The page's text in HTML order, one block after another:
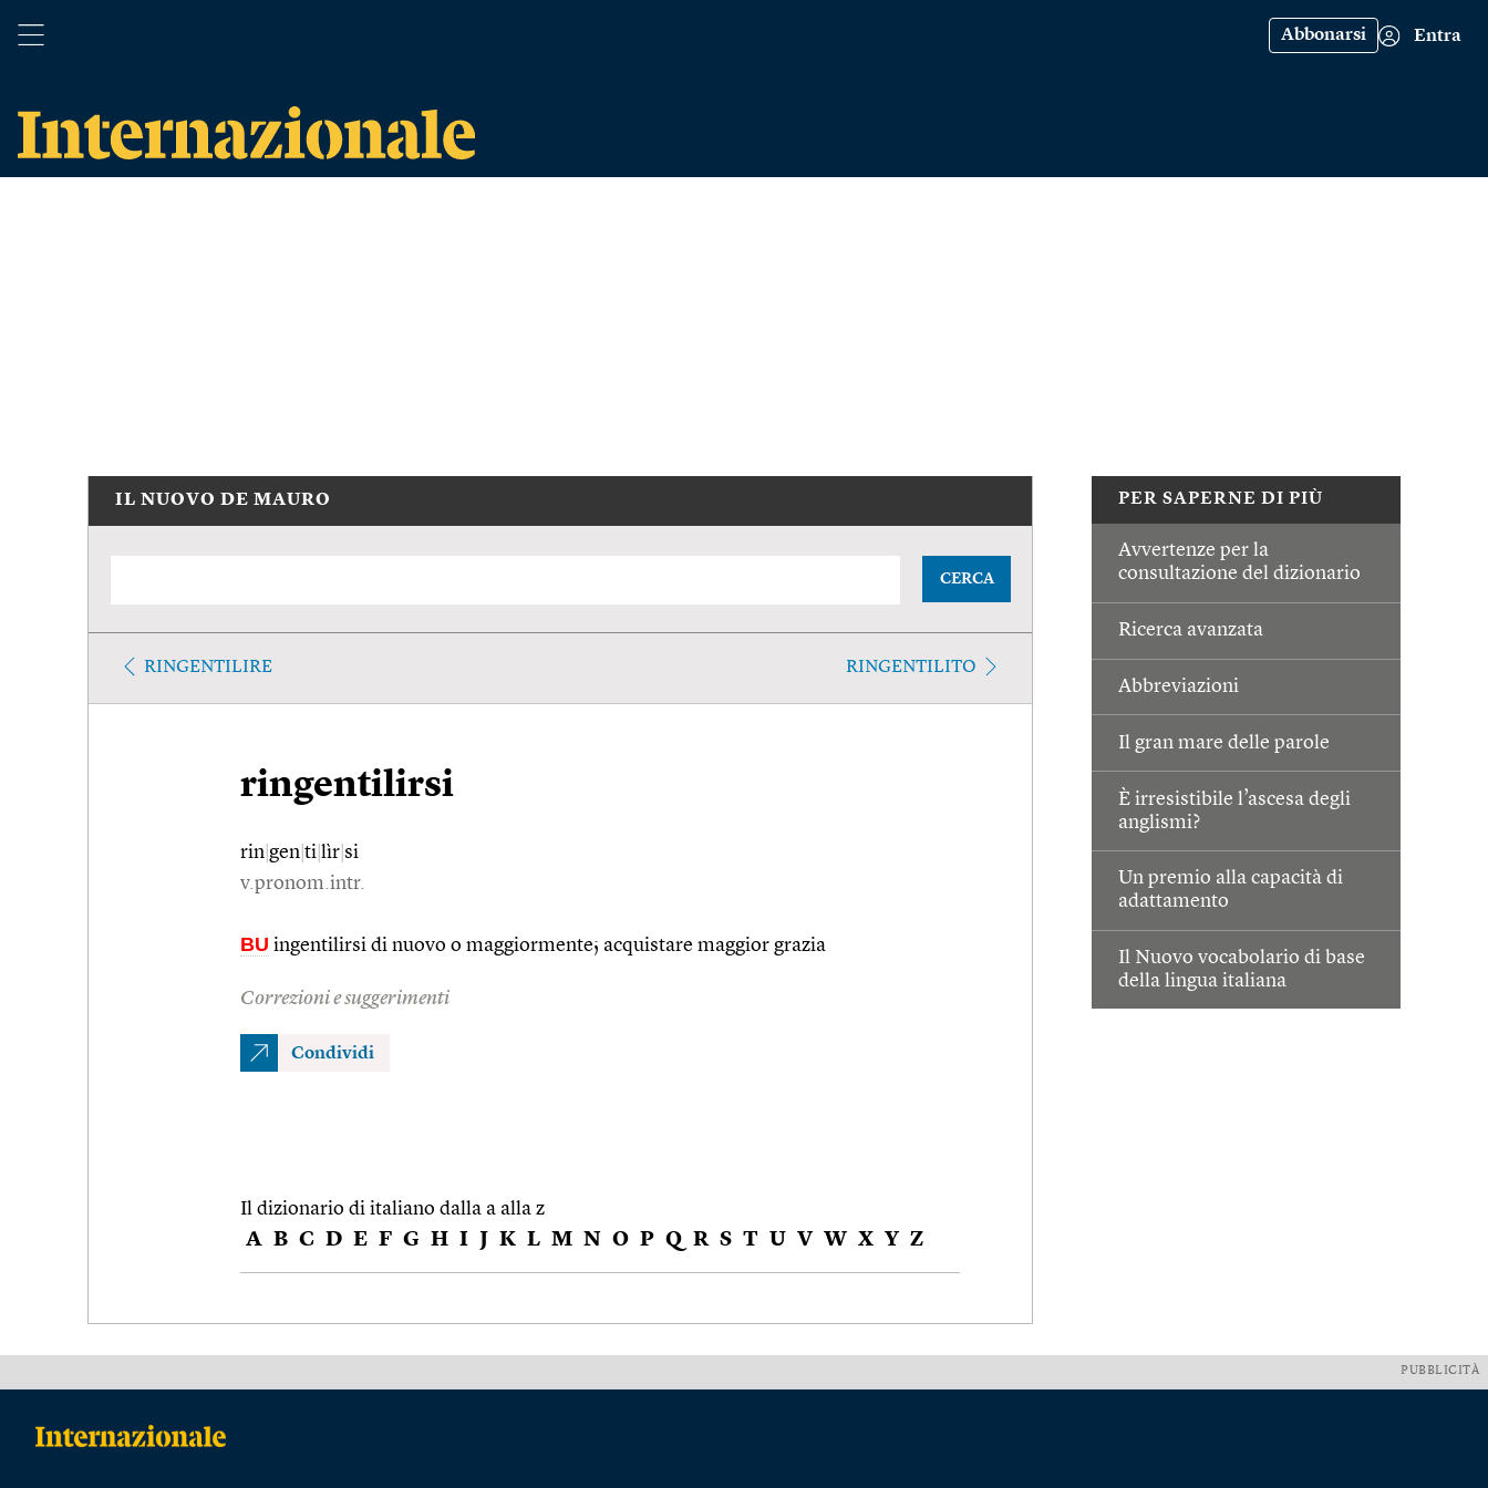
Abbonarsi Entra
PER SAPERNE DI PIÙ
Avvertenze per la
consultazione del dizionario
Ricerca avanzata
Abbreviazioni
Il gran mare delle parole
È irresistibile l’ascesa degli
anglismi?
Un premio alla capacità di
adattamento
Il Nuovo vocabolario di base
della lingua italiana
IL NUOVO DE MAURO
CERCA
RINGENTILIRE RINGENTILITO
ringentilirsi
rin gen ti lìr si
v.pronom.intr.
BU ingentilirsi di nuovo o maggiormente; acquistare maggior grazia
Correzioni e suggerimenti
Condividi
Il dizionario di italiano dalla a alla z
A B C D E F G H I J K L M N O P Q R S T U V W X Y Z
PUBBLICITÀ